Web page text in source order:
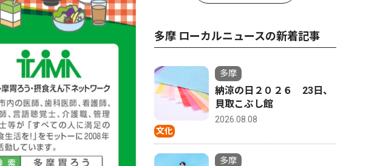
多摩 ローカルニュースの新着記事
文化
多摩
納涼の日２０２６ 23日、
貝取こぶし館
2026.08.08
多摩